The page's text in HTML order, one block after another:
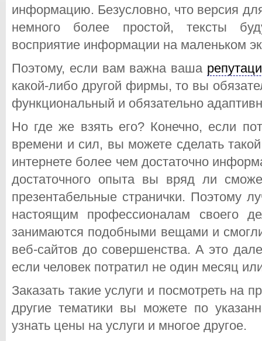
информацию. Безусловно, что версия
немного более простой, тексты
восприятие информации на маленьком
Поэтому, если вам важна ваша
какой-либо другой фирмы, то вы
функциональный и обязательно
Но где же взять его? Конечно, если
времени и сил, вы можете сделать
интернете более чем достаточно
достаточного опыта вы вряд ли
презентабельные странички. Поэтому
настоящим профессионалам своего
занимаются подобными вещами и
веб-сайтов до совершенства. А это
если человек потратил не один месяц
Заказать такие услуги и посмотреть на
другие тематики вы можете по
узнать цены на услуги и многое другое.